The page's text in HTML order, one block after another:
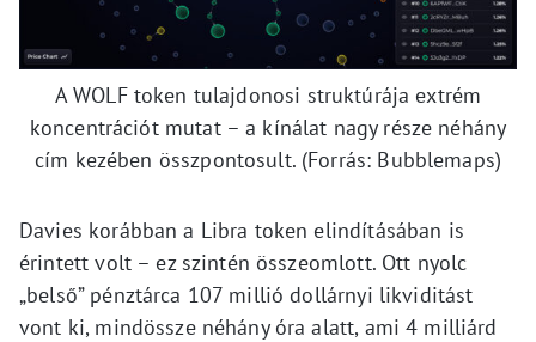
A WOLF token tulajdonosi struktúrája extrém
koncentrációt mutat – a kínálat nagy része néhány
cím kezében összpontosult. (Forrás: Bubblemaps)
Davies korábban a Libra token elindításában is
érintett volt – ez szintén összeomlott. Ott nyolc
„belső” pénztárca 107 millió dollárnyi likviditást
vont ki, mindössze néhány óra alatt, ami 4 milliárd